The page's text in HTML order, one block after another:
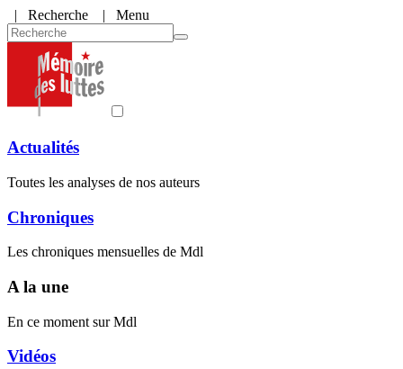
| Recherche | Menu
Actualités
Toutes les analyses de nos auteurs
Chroniques
Les chroniques mensuelles de Mdl
A la une
En ce moment sur Mdl
Vidéos